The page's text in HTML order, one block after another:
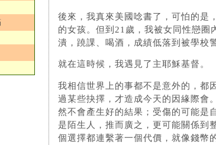
後來，我真來美國唸書了，可怕的是
的女孩。但到21歲，我被女同性戀圈
潰，蹺課、喝酒，成績低落到被學校
就在這時候，我遇見了主耶穌基督。
我相信世界上的事都不是意外的，都
過某些抉擇，才造成今天的因緣際會
然不會產生好的結果；受傷的可能是
是陌生人，推而廣之，更可能關係到
個選擇都連繫著一個代價，就像錢幣